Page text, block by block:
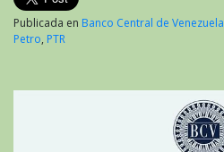
Publicada en Banco Central de Venezuela
Petro, PTR